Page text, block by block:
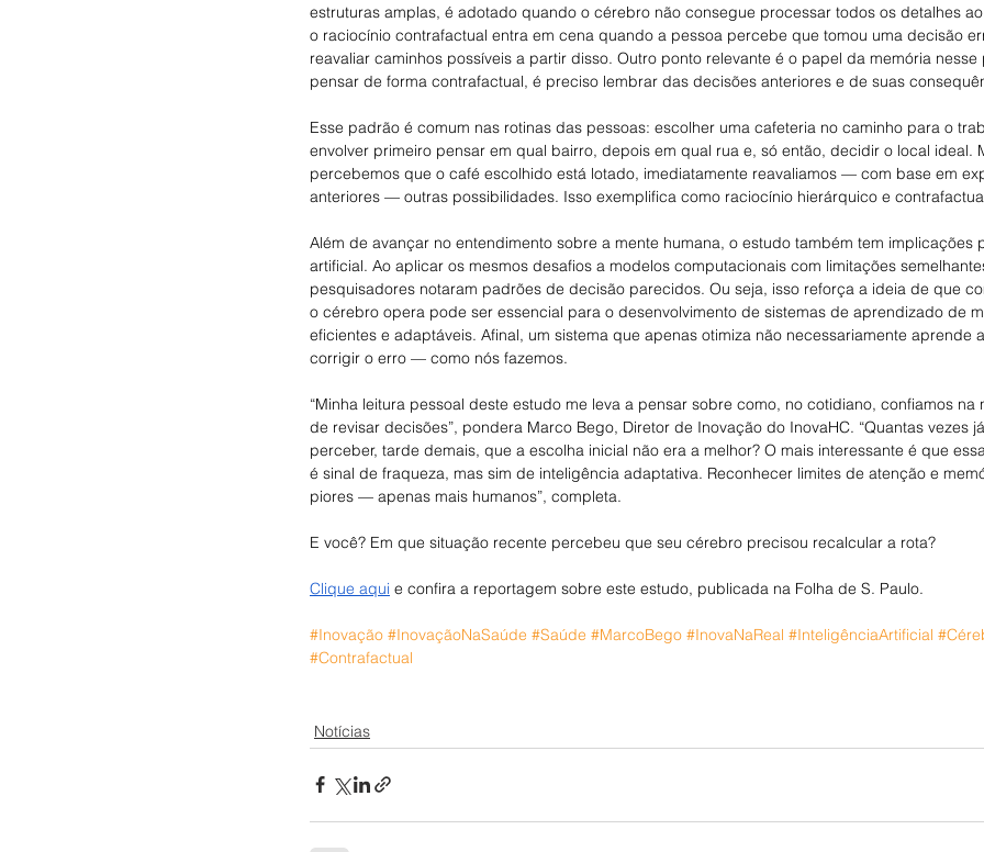
estruturas amplas, é adotado quando o cérebro não consegue processar todos os detalhes
o raciocínio contrafactual entra em cena quando a pessoa percebe que tomou uma decisão
reavaliar caminhos possíveis a partir disso. Outro ponto relevante é o papel da memória
pensar de forma contrafactual, é preciso lembrar das decisões anteriores e de suas
Esse padrão é comum nas rotinas das pessoas: escolher uma cafeteria no caminho para o
envolver primeiro pensar em qual bairro, depois em qual rua e, só então, decidir o local ideal.
percebemos que o café escolhido está lotado, imediatamente reavaliamos — com base em
anteriores — outras possibilidades. Isso exemplifica como raciocínio hierárquico e
Além de avançar no entendimento sobre a mente humana, o estudo também tem implicações
artificial. Ao aplicar os mesmos desafios a modelos computacionais com limitações
pesquisadores notaram padrões de decisão parecidos. Ou seja, isso reforça a ideia de que
o cérebro opera pode ser essencial para o desenvolvimento de sistemas de aprendizado de
eficientes e adaptáveis. Afinal, um sistema que apenas otimiza não necessariamente aprende
corrigir o erro — como nós fazemos.
“Minha leitura pessoal deste estudo me leva a pensar sobre como, no cotidiano, confiamos
de revisar decisões”, pondera Marco Bego, Diretor de Inovação do InovaHC. “Quantas vezes
perceber, tarde demais, que a escolha inicial não era a melhor? O mais interessante é que
é sinal de fraqueza, mas sim de inteligência adaptativa. Reconhecer limites de atenção e
piores — apenas mais humanos”, completa.
E você? Em que situação recente percebeu que seu cérebro precisou recalcular a rota?
Clique aqui e confira a reportagem sobre este estudo, publicada na Folha de S. Paulo.
#Inovação #InovaçãoNaSaúde #Saúde #MarcoBego #InovaNaReal #InteligênciaArtificial
#Contrafactual
Notícias